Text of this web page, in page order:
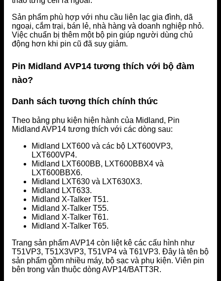
Sản phẩm phù hợp với nhu cầu liên lạc gia đình, dã
ngoại, cắm trại, bán lẻ, nhà hàng và doanh nghiệp nhỏ.
Việc chuẩn bị thêm một bộ pin giúp người dùng chủ
động hơn khi pin cũ đã suy giảm.
Pin Midland AVP14 tương thích với bộ đàm
nào?
Danh sách tương thích chính thức
Theo bảng phụ kiện hiện hành của Midland, Pin
Midland AVP14 tương thích với các dòng sau:
Midland LXT600 và các bộ LXT600VP3,
LXT600VP4.
Midland LXT600BB, LXT600BBX4 và
LXT600BBX6.
Midland LXT630 và LXT630X3.
Midland LXT633.
Midland X-Talker T51.
Midland X-Talker T55.
Midland X-Talker T61.
Midland X-Talker T65.
Trang sản phẩm AVP14 còn liệt kê các cấu hình như
T51VP3, T51X3VP3, T51VP4 và T61VP3. Đây là tên bộ
sản phẩm gồm nhiều máy, bộ sạc và phụ kiện. Viên pin
bên trong vẫn thuộc dòng AVP14/BATT3R.